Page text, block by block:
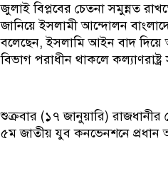
জুলাই বিপ্লবের চেতনা সমুন্নত
জানিয়ে ইসলামী আন্দোলন
বলেছেন, ইসলামি আইন বাদ দিয়ে
বিভাগ পরাধীন থাকলে
শুক্রবার (১৭ জানুয়ারি)
৫ম জাতীয় যুব কনভেনশনে প্রধান